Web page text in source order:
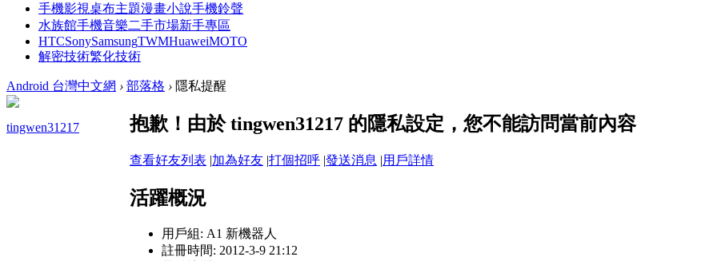
手機影視桌布主題漫畫小說手機鈴聲
水族館手機音樂二手市場新手專區
HTCSonySamsungTWMHuaweiMOTO
解密技術繁化技術
Android 台灣中文網 › 部落格 › 隱私提醒
tingwen31217 抱歉！由於 tingwen31217 的隱私設定，您不能訪問當前內容
查看好友列表 |加為好友 |打個招呼 |發送消息 |用戶詳情
活躍概況
用戶組: A1 新機器人
註冊時間: 2012-3-9 21:12